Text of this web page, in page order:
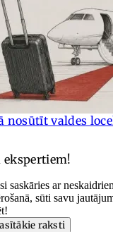
nosūtīt valdes
saskāries ar
sūti savu
raksti